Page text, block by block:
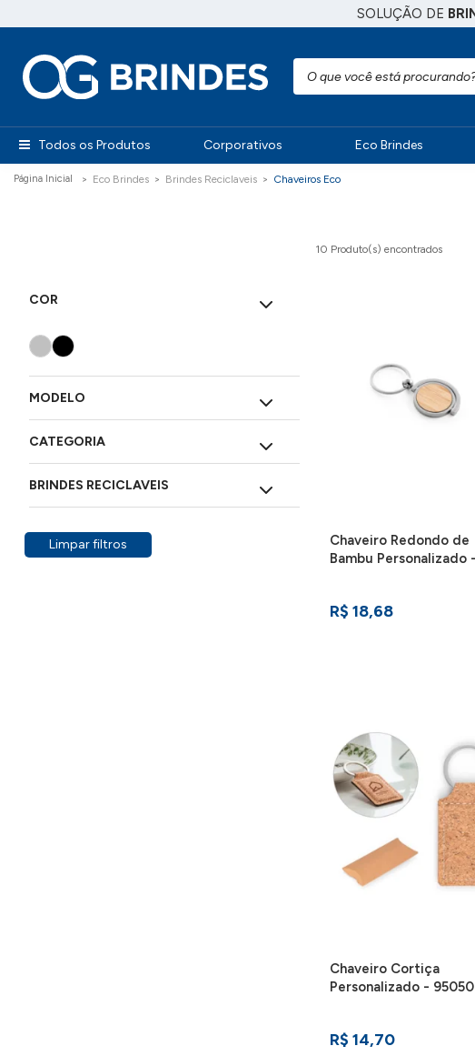
SOLUÇÃO DE
Todos os Produtos Corporativos Eco Brindes
Eco Brindes Brindes Reciclaveis Chaveiros Eco
COR
MODELO
CATEGORIA
BRINDES RECICLAVEIS
Limpar filtros
10 Produto(s) encontrados
Chaveiro Redondo de
Bambu Personalizado -
R$ 18,68
Chaveiro Cortiça
Personalizado - 95050
R$ 14,70